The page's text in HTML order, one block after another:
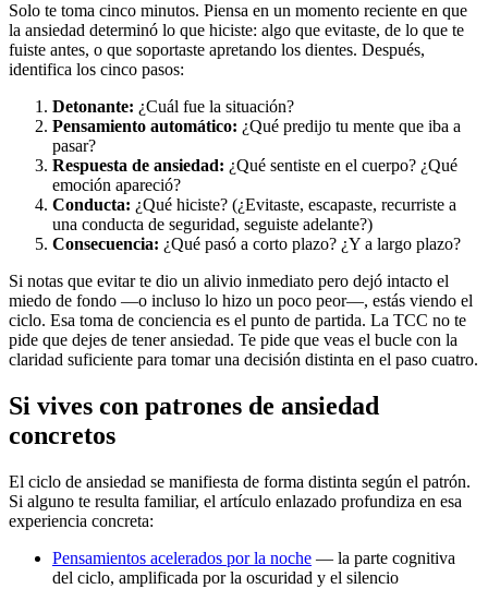
Solo te toma cinco minutos. Piensa en un momento reciente en que
la ansiedad determinó lo que hiciste: algo que evitaste, de lo que te
fuiste antes, o que soportaste apretando los dientes. Después,
identifica los cinco pasos:
Detonante: ¿Cuál fue la situación?
Pensamiento automático: ¿Qué predijo tu mente que iba a
pasar?
Respuesta de ansiedad: ¿Qué sentiste en el cuerpo? ¿Qué
emoción apareció?
Conducta: ¿Qué hiciste? (¿Evitaste, escapaste, recurriste a
una conducta de seguridad, seguiste adelante?)
Consecuencia: ¿Qué pasó a corto plazo? ¿Y a largo plazo?
Si notas que evitar te dio un alivio inmediato pero dejó intacto el
miedo de fondo —o incluso lo hizo un poco peor—, estás viendo el
ciclo. Esa toma de conciencia es el punto de partida. La TCC no te
pide que dejes de tener ansiedad. Te pide que veas el bucle con la
claridad suficiente para tomar una decisión distinta en el paso cuatro.
Si vives con patrones de ansiedad
concretos
El ciclo de ansiedad se manifiesta de forma distinta según el patrón.
Si alguno te resulta familiar, el artículo enlazado profundiza en esa
experiencia concreta:
Pensamientos acelerados por la noche — la parte cognitiva
del ciclo, amplificada por la oscuridad y el silencio